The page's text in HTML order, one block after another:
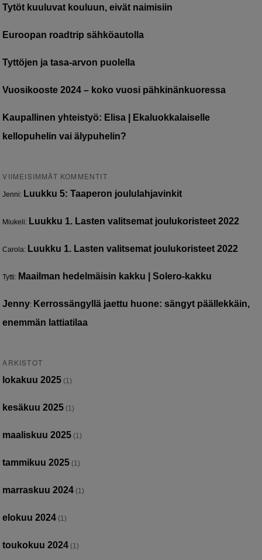
Tytöt kuuluvat kouluun, eivät naimisiin
Euroopan roadtrip sähköautolla
Tyttöjen ja tasa-arvon puolella
Vuosikooste 2024 – koko vuosi pähkinänkuoressa
Kaupallinen yhteistyö: Elisa | Ekaluokkalaiselle
kellopuhelin vai älypuhelin?
VIIMEISIMMÄT KOMMENTIT
Jenni: Luukku 5: Taaperon joululahjavinkit
Miukeli: Luukku 1. Lasten valitsemat joulukoristeet 2022
Carola: Luukku 1. Lasten valitsemat joulukoristeet 2022
Tytti: Maailman hedelmäisin kakku | Solero-kakku
Jenny: Kerrossängyllä jaettu huone: sängyt päällekkäin,
enemmän lattiatilaa
ARKISTOT
lokakuu 2025 (1)
kesäkuu 2025 (1)
maaliskuu 2025 (1)
tammikuu 2025 (1)
marraskuu 2024 (1)
elokuu 2024 (1)
toukokuu 2024 (1)